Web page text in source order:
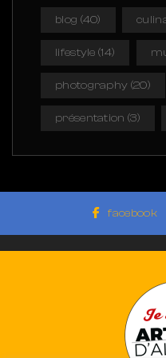
blog (40)
lifestyle (14)
photography (20)
présentation (3)
facebook